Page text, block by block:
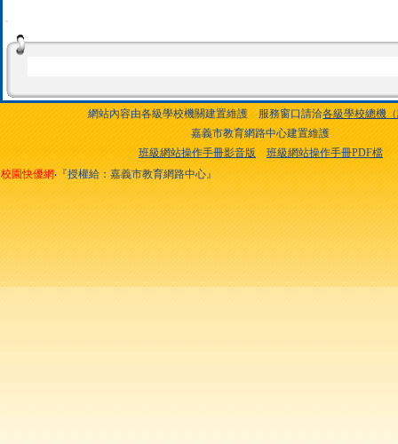
:::
網站內容由各級學校機關建置維護 服務窗口請洽各級學校總機
嘉義市教育網路中心建置維護
班級網站操作手冊影音版
班級網站操作手冊PDF檔
校園快優網‧『授權給：嘉義市教育網路中心』